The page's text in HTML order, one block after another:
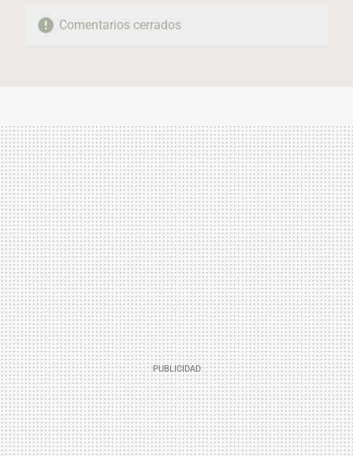
Comentarios cerrados